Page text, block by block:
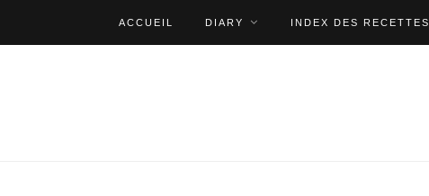
ACCUEIL DIARY INDEX DES RECETTES